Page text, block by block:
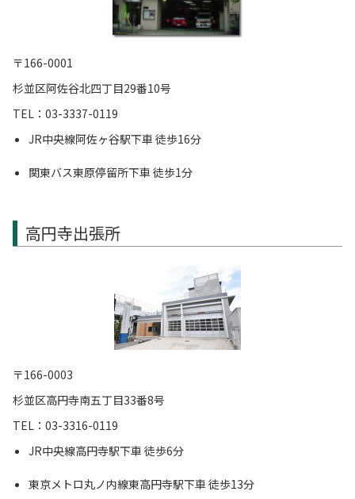
〒166-0001
杉並区阿佐谷北四丁目29番10号
TEL：03-3337-0119
JR中央線阿佐ヶ谷駅下車 徒歩16分
関東バス東原停留所下車 徒歩1分
高円寺出張所
〒166-0003
杉並区高円寺南五丁目33番8号
TEL：03-3316-0119
JR中央線高円寺駅下車 徒歩6分
東京メトロ丸ノ内線東高円寺駅下車 徒歩13分